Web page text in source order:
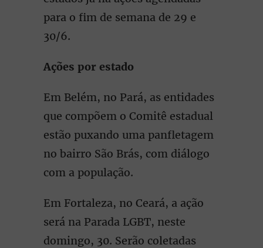
para o fim de semana de 29 e
30/6.
Ações por estado
Em Belém, no Pará, as entidades
que compõem o Comitê estadual
estão puxando uma panfletagem
no bairro São Brás, com diálogo
com a população.
Em Fortaleza, no Ceará, a ação
será na Parada LGBT, neste
domingo, 30. Serão coletadas